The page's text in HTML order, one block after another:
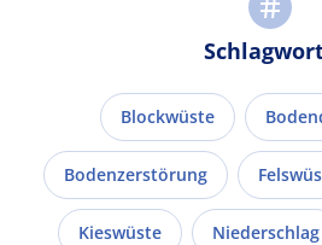
Blockwüste
Bodenzerstörung
Kieswüste Niederschlag